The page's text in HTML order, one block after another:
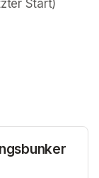
Start)